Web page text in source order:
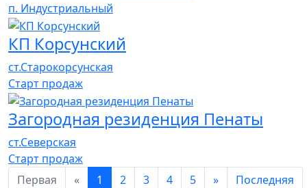
п. Индустриальный
КП Корсунский
ст.Старокорсунская
Cтарт продаж
Загородная резиденция Пенаты
ст.Северская
Cтарт продаж
Первая
« 1 2 3 4 5 » Последняя